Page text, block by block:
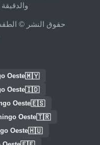
🇲🇾
Oeste
🇮🇩
Oeste
🇪🇸
Oeste
🇹🇷
Oeste
🇭🇺
Oeste